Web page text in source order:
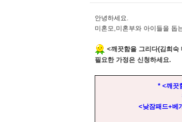
안녕하세요.
미혼모,미혼부와 아이들을 돕
<깨끗함을 그리다(김희숙
필요한 가정은 신청하세요.
* <깨끗
<낮잠패드+베